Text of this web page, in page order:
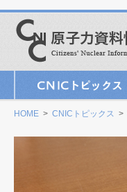
HOME > CNICトピックス >